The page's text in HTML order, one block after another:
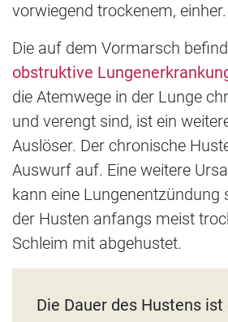
vorwiegend trockenem, einher.
Die auf dem Vormarsch
obstruktive
die Atemwege in der Lunge
und verengt sind, ist ein
Auslöser. Der chronische
Auswurf auf. Eine weitere
kann eine Lungenentzündung
der Husten anfangs meist
Schleim mit abgehustet.
Die Dauer des Hustens